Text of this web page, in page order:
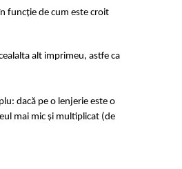
funcție de cum este croit
alt imprimeu, astfe ca
dacă pe o lenjerie este o
mai mic și multiplicat (de